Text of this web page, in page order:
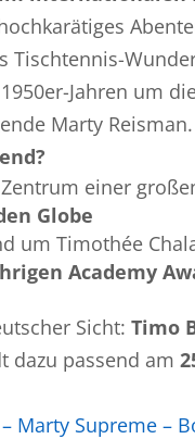
Tischtennis-
Jahren um
Marty Reisman.
einer
Globe
um Timothée
Academy
Sicht: Timo
dazu passend am
Marty Supreme –